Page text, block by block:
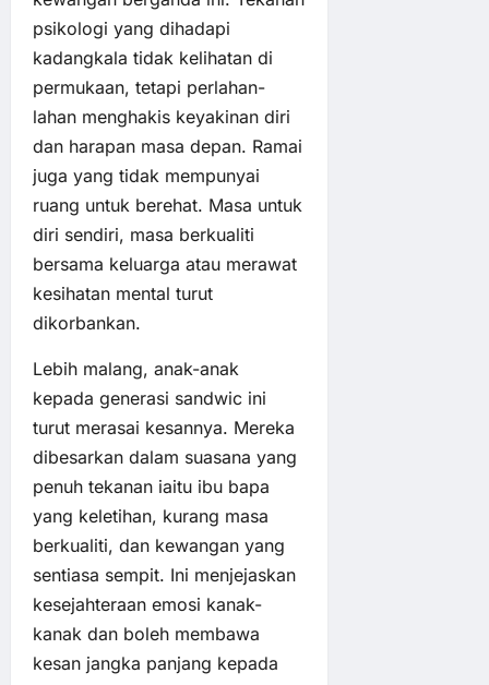
psikologi yang dihadapi
kadangkala tidak kelihatan di
permukaan, tetapi perlahan-
lahan menghakis keyakinan diri
dan harapan masa depan. Ramai
juga yang tidak mempunyai
ruang untuk berehat. Masa untuk
diri sendiri, masa berkualiti
bersama keluarga atau merawat
kesihatan mental turut
dikorbankan.
Lebih malang, anak-anak
kepada generasi sandwic ini
turut merasai kesannya. Mereka
dibesarkan dalam suasana yang
penuh tekanan iaitu ibu bapa
yang keletihan, kurang masa
berkualiti, dan kewangan yang
sentiasa sempit. Ini menjejaskan
kesejahteraan emosi kanak-
kanak dan boleh membawa
kesan jangka panjang kepada